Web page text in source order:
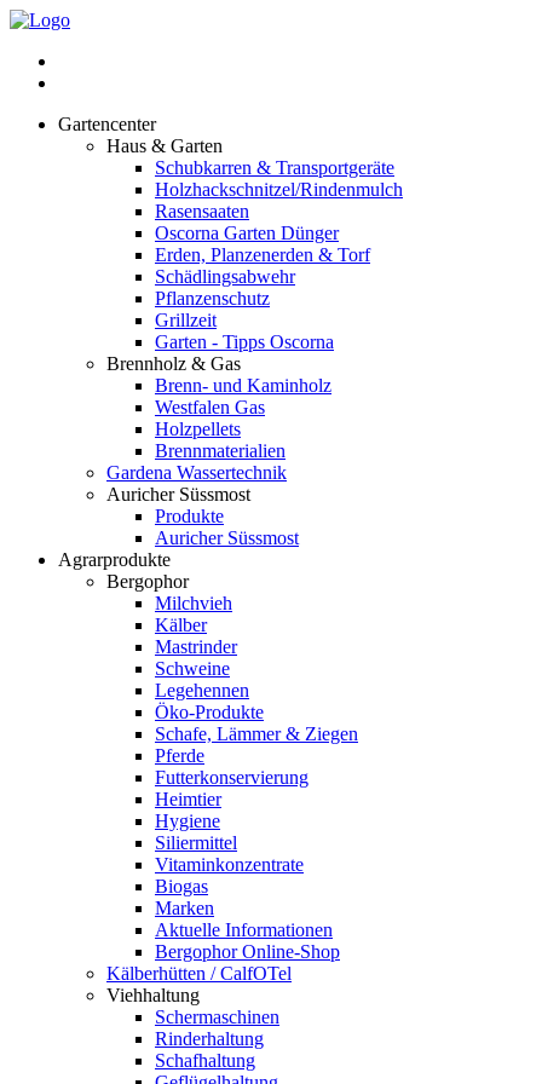
Gartencenter
Haus & Garten
Schubkarren & Transportgeräte
Holzhackschnitzel/Rindenmulch
Rasensaaten
Oscorna Garten Dünger
Erden, Planzenerden & Torf
Schädlingsabwehr
Pflanzenschutz
Grillzeit
Garten - Tipps Oscorna
Brennholz & Gas
Brenn- und Kaminholz
Westfalen Gas
Holzpellets
Brennmaterialien
Gardena Wassertechnik
Auricher Süssmost
Produkte
Auricher Süssmost
Agrarprodukte
Bergophor
Milchvieh
Kälber
Mastrinder
Schweine
Legehennen
Öko-Produkte
Schafe, Lämmer & Ziegen
Pferde
Futterkonservierung
Heimtier
Hygiene
Siliermittel
Vitaminkonzentrate
Biogas
Marken
Aktuelle Informationen
Bergophor Online-Shop
Kälberhütten / CalfOTel
Viehhaltung
Schermaschinen
Rinderhaltung
Schafhaltung